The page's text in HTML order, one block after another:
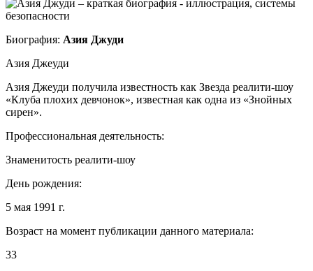
Биография: Азия Джуди
Азия Джеуди
Азия Джеуди получила известность как Звезда реалити-шоу
«Клуба плохих девчонок», известная как одна из «Знойных
сирен».
Профессиональная деятельность:
Знаменитость реалити-шоу
День рождения:
5 мая 1991 г.
Возраст на момент публикации данного материала:
33